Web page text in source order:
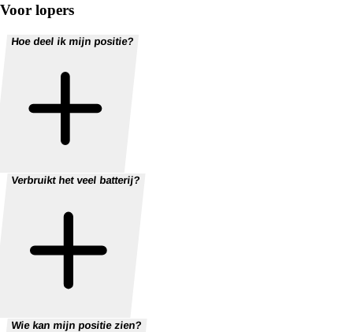
Voor lopers
Hoe deel ik mijn positie?
Verbruikt het veel batterij?
Wie kan mijn positie zien?